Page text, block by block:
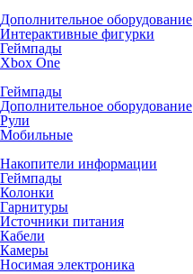
Дополнительное оборудование
Интерактивные фигурки
Геймпады
Xbox One
Геймпады
Дополнительное оборудование
Рули
Мобильные
Накопители информации
Геймпады
Колонки
Гарнитуры
Источники питания
Кабели
Камеры
Носимая электроника